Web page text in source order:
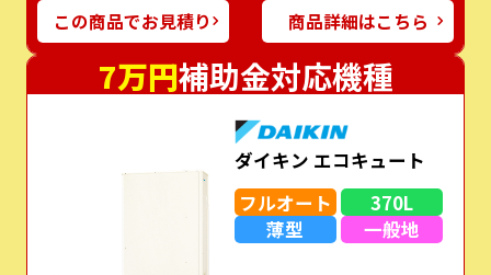
この商品でお見積り 商品詳細はこちら
7万円補助金対応機種
ダイキン エコキュート
フルオート
370L
薄型
一般地